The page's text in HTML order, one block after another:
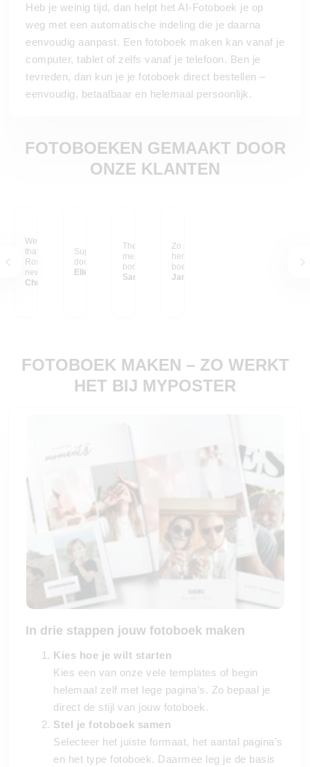
Heb je weinig tijd, dan helpt het AI-Fotoboek je op
weg met een automatische indeling die je daarna
eenvoudig aanpast. Een fotoboek maken kan vanaf je
computer, tablet of zelfs vanaf je telefoon. Ben je
tevreden, dan kun je je fotoboek direct bestellen –
eenvoudig, betaalbaar en helemaal persoonlijk.
FOTOBOEKEN GEMAAKT DOOR
ONZE KLANTEN
We cherish the book
that stays with us, while
Ross's sculptures find
new homes.
Chris from Belgium
Super trip met mijn
dochter naar New York.
Ellen uit Heemskerk
The most sweet
memories in a beautiful
book
Sara Gonzalez
Zo geweldig, al die
herinneringen in 1
boek!
Jantine uit Den Haag
FOTOBOEK MAKEN – ZO WERKT
HET BIJ MYPOSTER
In drie stappen jouw fotoboek maken
Kies hoe je wilt starten
Kies een van onze vele templates of begin
helemaal zelf met lege pagina’s. Zo bepaal je
direct de stijl van jouw fotoboek.
Stel je fotoboek samen
Selecteer het juiste formaat, het aantal pagina’s
en het type fotoboek. Daarmee leg je de basis